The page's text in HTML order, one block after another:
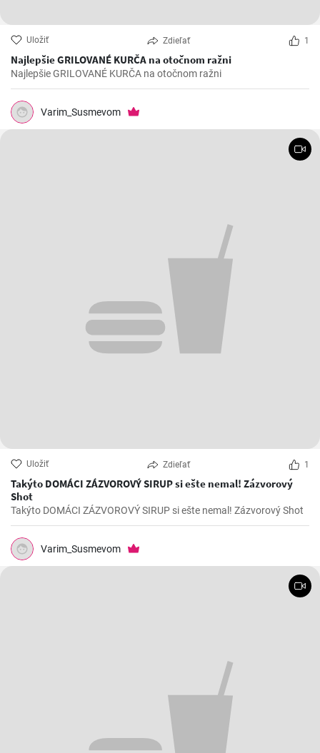
Uložiť Zdieľať 1
Najlepšie GRILOVANÉ KURČA na otočnom ražni
Najlepšie GRILOVANÉ KURČA na otočnom ražni
Varim_Susmevom
Uložiť Zdieľať 1
Takýto DOMÁCI ZÁZVOROVÝ SIRUP si ešte nemal! Zázvorový
Shot
Takýto DOMÁCI ZÁZVOROVÝ SIRUP si ešte nemal! Zázvorový Shot
Varim_Susmevom